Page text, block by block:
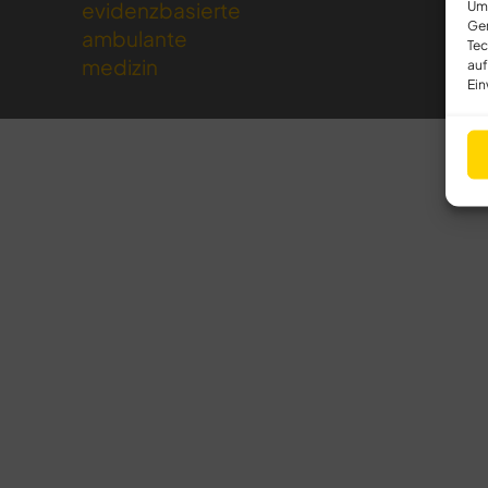
evidenzbasierte
ambulante
medizin